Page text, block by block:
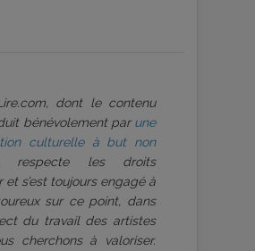
dont le contenu
bénévolement par une
culturelle à but non
respecte les droits
et s’est toujours engagé à
sur ce point, dans
du travail des artistes
cherchons à valoriser.